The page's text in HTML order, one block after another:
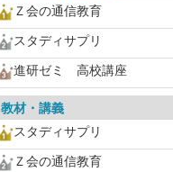
Ｚ会の通信教育
スタディサプリ
進研ゼミ 高校講座
教材・講義
スタディサプリ
Ｚ会の通信教育